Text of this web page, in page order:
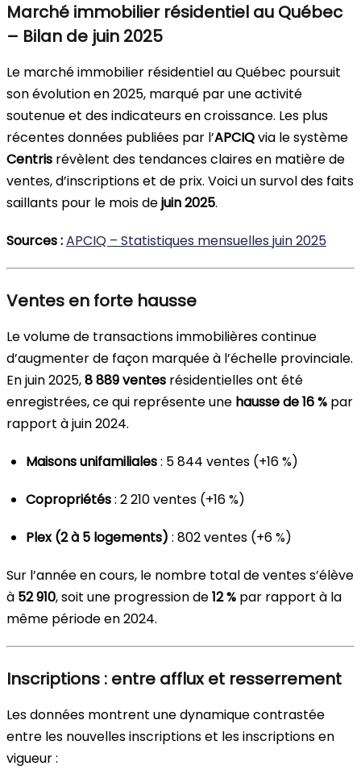
Marché immobilier résidentiel au Québec
– Bilan de juin 2025
Le marché immobilier résidentiel au Québec poursuit
son évolution en 2025, marqué par une activité
soutenue et des indicateurs en croissance. Les plus
récentes données publiées par l’APCIQvia le système
Centris révèlent des tendances claires en matière de
ventes, d’inscriptions et de prix. Voici un survol des faits
saillants pour le mois dejuin 2025.
Sources :APCIQ – Statistiques mensuelles juin 2025
Ventes en forte hausse
Le volume de transactions immobilières continue
d’augmenter de façon marquée à l’échelle provinciale.
En juin 2025,8 889 ventes résidentielles ont été
enregistrées, ce qui représente une hausse de 16 % par
rapport à juin 2024.
Maisons unifamiliales: 5 844 ventes (+16 %)
Copropriétés: 2 210 ventes (+16 %)
Plex (2 à 5 logements) : 802 ventes (+6 %)
Sur l’année en cours, le nombre total de ventes s’élève
à 52 910, soit une progression de12 % par rapport à la
même période en 2024.
Inscriptions : entre afflux et resserrement
Les données montrent une dynamique contrastée
entre les nouvelles inscriptions et les inscriptions en
vigueur :